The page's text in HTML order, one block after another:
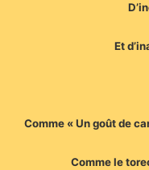
Et
Comme « Un goût de
Comme le